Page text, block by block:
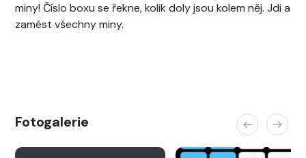
miny! Číslo boxu se řekne, kolik doly jsou kolem něj. Jdi a
zamést všechny miny.
Fotogalerie